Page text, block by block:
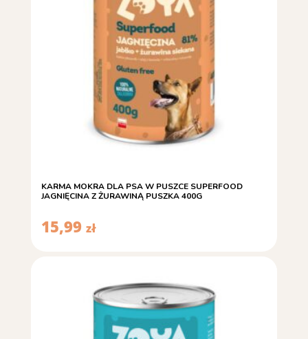
KARMA MOKRA DLA PSA W PUSZCE SUPERFOOD
JAGNIĘCINA Z ŻURAWINĄ PUSZKA 400G
15,99 zł